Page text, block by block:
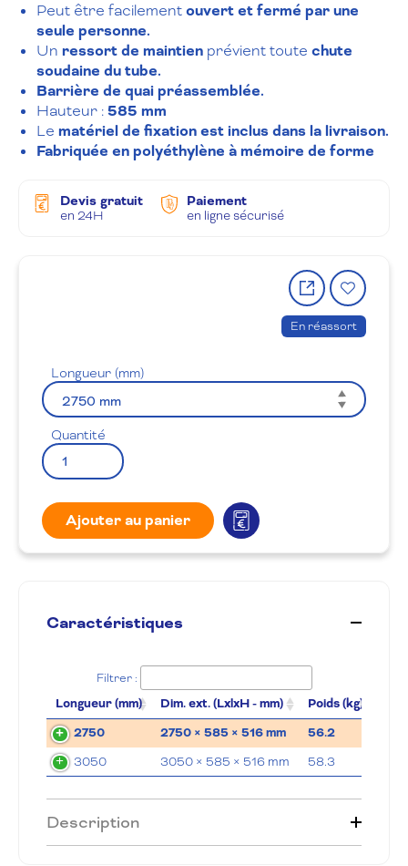
Peut être facilementouvert et fermé par une
seule personne.
Un ressort de maintien prévient toute chute
soudaine du tube.
Barrière de quai préassemblée.
Hauteur :585 mm
Le matériel de fixation est inclus dans la livraison.
Fabriquée en polyéthylène à mémoire de forme
Devis gratuit
en 24H
Paiement
en ligne sécurisé
Partager
le
produit
à
la
En réassort
Longueur (mm)
Quantité
Ajouter au panier
Caractéristiques
Filtrer :
Longueur (mm) Dim. ext. (LxlxH - mm) Poids (kg)
2750
2750 × 585 × 516 mm 56.2
3050 3050 × 585 × 516 mm 58.3
Description